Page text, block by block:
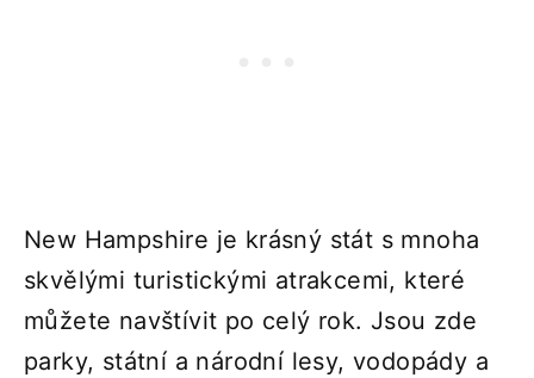
New Hampshire je krásný stát s mnoha
skvělými turistickými atrakcemi, které
můžete navštívit po celý rok. Jsou zde
parky, státní a národní lesy, vodopády a